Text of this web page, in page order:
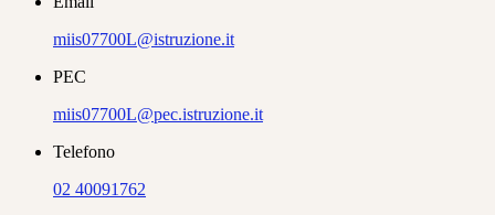
miis07700L@istruzione.it
PEC
miis07700L@pec.istruzione.it
Telefono
02 40091762